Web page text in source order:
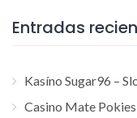
Entradas
Kasíno Sugar96 –
Casino Mate